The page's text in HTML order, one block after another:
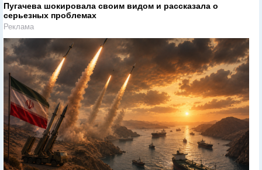
Пугачева шокировала своим видом и рассказала о
серьезных проблемах
Реклама